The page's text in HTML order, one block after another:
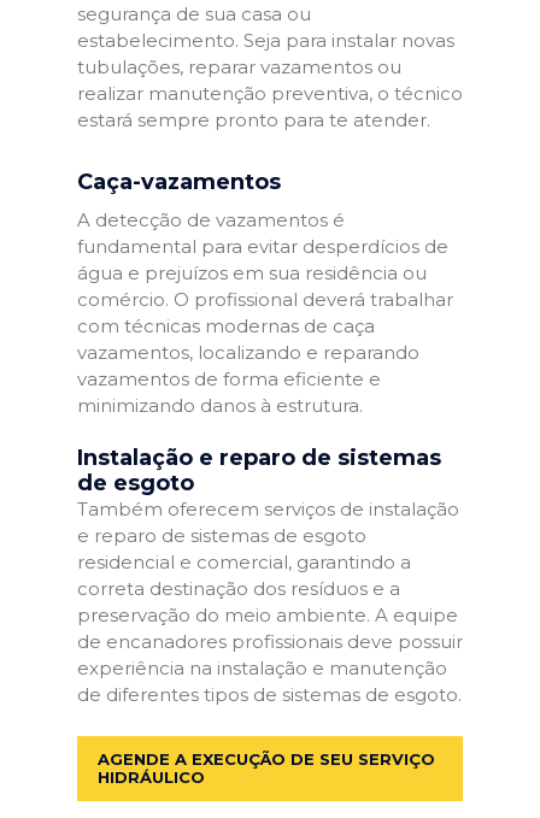
segurança de sua casa ou
estabelecimento. Seja para instalar novas
tubulações, reparar vazamentos ou
realizar manutenção preventiva, o técnico
estará sempre pronto para te atender.
Caça-vazamentos
A detecção de vazamentos é
fundamental para evitar desperdícios de
água e prejuízos em sua residência ou
comércio. O profissional deverá trabalhar
com técnicas modernas de caça
vazamentos, localizando e reparando
vazamentos de forma eficiente e
minimizando danos à estrutura.
Instalação e reparo de sistemas
de esgoto
Também oferecem serviços de instalação
e reparo de sistemas de esgoto
residencial e comercial, garantindo a
correta destinação dos resíduos e a
preservação do meio ambiente. A equipe
de encanadores profissionais deve possuir
experiência na instalação e manutenção
de diferentes tipos de sistemas de esgoto.
AGENDE A EXECUÇÃO DE SEU SERVIÇO
HIDRÁULICO